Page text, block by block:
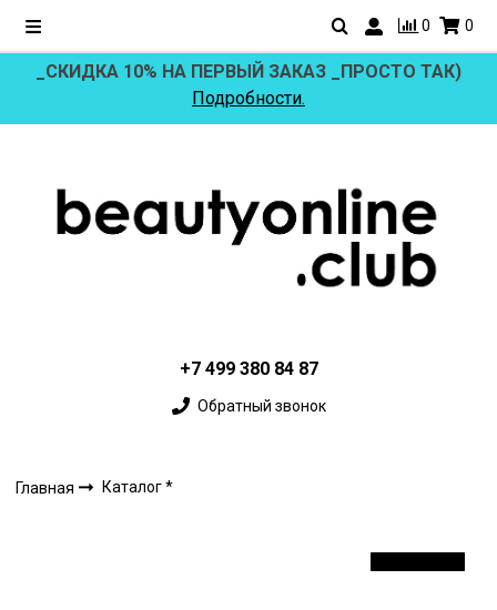
0 0
_СКИДКА 10% НА ПЕРВЫЙ ЗАКАЗ _ПРОСТО ТАК)
Подробности.
+7 499 380 84 87
Обратный звонок
Главная Каталог *